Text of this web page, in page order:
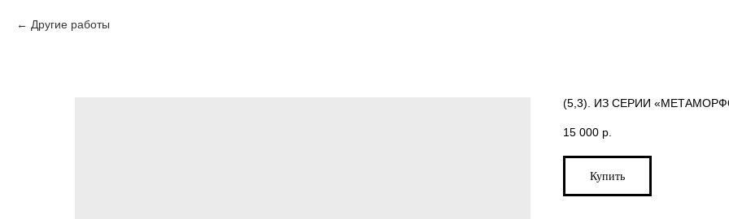
Другие работы
(5,3). ИЗ СЕРИИ
15 000 р.
Купить